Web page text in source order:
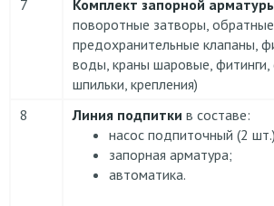
7 Комплект запорной
поворотные затворы,
предохранительные клапаны,
воды, краны шаровые, фитинги,
шпильки, крепления)
8
Линия подпитки в составе:
насос подпиточный (2
запорная арматура;
автоматика.